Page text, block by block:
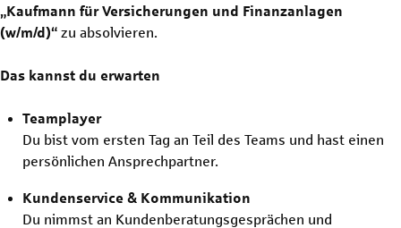
„Kaufmann für Versicherungen und Finanzanlagen
(w/m/d)“ zu absolvieren.
Das kannst du erwarten
Teamplayer
Du bist vom ersten Tag an Teil des Teams und hast einen
persönlichen Ansprechpartner.
Kundenservice & Kommunikation
Du nimmst an Kundenberatungsgesprächen und